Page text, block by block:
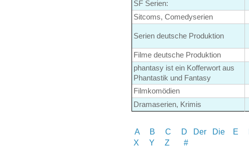
SF Serien:
Sitcoms, Comedyserien
Serien deutsche Produktion
Filme deutsche Produktion
phantasy ist ein Kofferwort aus
Phantastik und Fantasy
Filmkomödien
Dramaserien, Krimis
A B C D Der Die E
X Y
Z #